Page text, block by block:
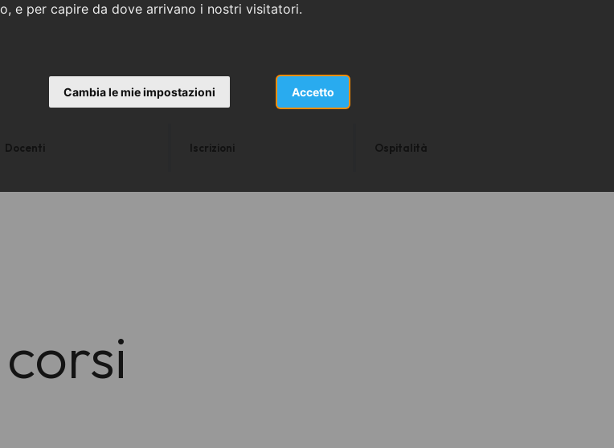
e per capire da dove arrivano i nostri visitatori.
Accetto
Cambia le mie impostazioni
Docenti Iscrizioni Ospitalità